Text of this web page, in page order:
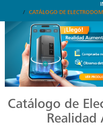
CATÁLOGO DE
Catálogo de
Realidad